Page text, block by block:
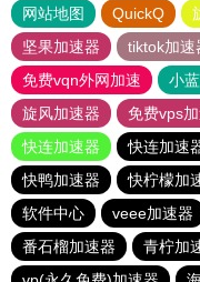
网站地图 QuickQ
坚果加速器
tiktok加速
免费vqn外网加速
小
旋风加速器
免费vps
快连加速器
快连加速
快鸭加速器
快柠檬加
软件中心
veee加速器
番石榴加速器
青柠加